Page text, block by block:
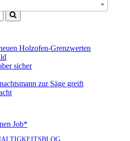
Holzofen-Grenzwerten
sicher
zur Säge greift
Job*